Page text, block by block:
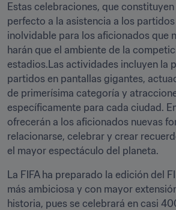
Estas celebraciones, que
perfecto a la asistencia a los
inolvidable para los aficionados que
harán que el ambiente de la
estadios.Las actividades incluyen la
partidos en pantallas gigantes,
de primerísima categoría y
específicamente para cada ciudad.
ofrecerán a los aficionados nuevas
relacionarse, celebrar y crear
el mayor espectáculo del planeta.
La FIFA ha preparado la edición del
más ambiciosa y con mayor
historia, pues se celebrará en casi